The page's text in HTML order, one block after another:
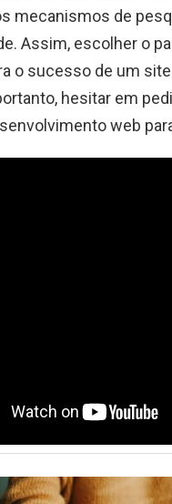
mecanismos de
Assim, escolher o
o sucesso de um
hesitar em
web